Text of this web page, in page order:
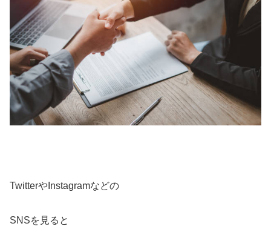
TwitterやInstagramなどの
SNSを見ると